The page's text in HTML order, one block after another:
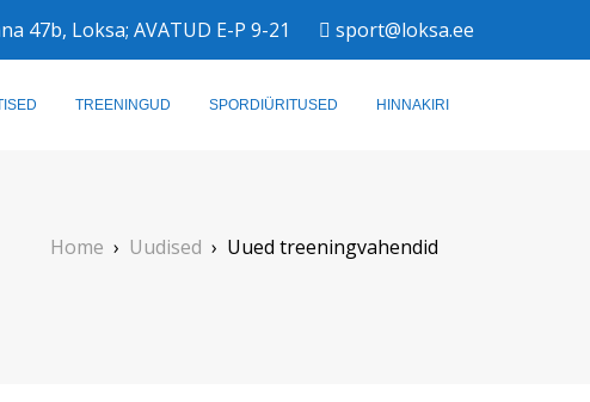
47b, Loksa; AVATUD E-P 9-21 sport@loksa.ee
TREENINGUD SPORDIÜRITUSED HINNAKIRI
Home › Uudised › Uued treeningvahendid